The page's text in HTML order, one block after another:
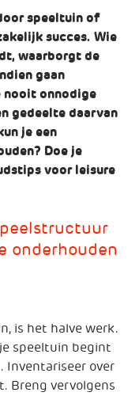
speeltuin of
succes. Wie
waarborgt de
gaan
nooit onnodige
gedeelte daarvan
je een
Doe je
voor leisure
onderhouden
is het halve werk.
speeltuin begint
Inventariseer over
Breng vervolgens